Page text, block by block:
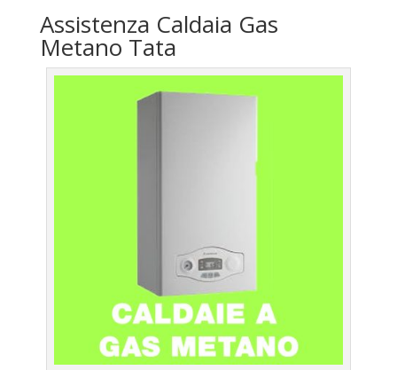
Assistenza Caldaia Gas
Metano Tata